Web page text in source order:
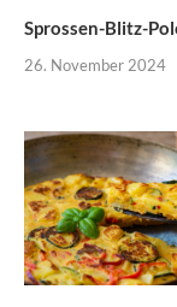
Sprossen-Blitz-
26. November 2024